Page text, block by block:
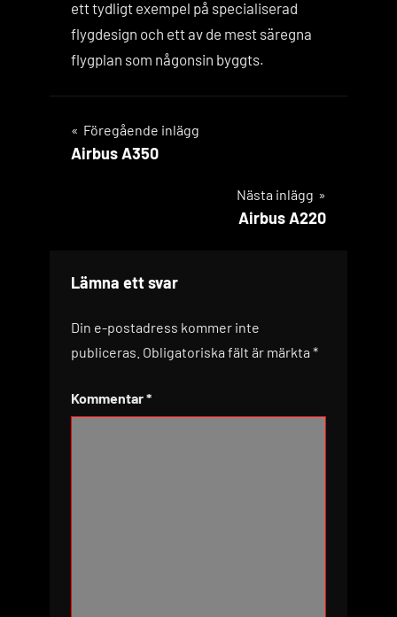
ett tydligt exempel på specialiserad
flygdesign och ett av de mest säregna
flygplan som någonsin byggts.
Inläggsnavigering
Föregående inlägg
Airbus A350
Nästa inlägg
Airbus A220
Lämna ett svar
Din e-postadress kommer inte
publiceras. Obligatoriska fält är märkta *
Kommentar*